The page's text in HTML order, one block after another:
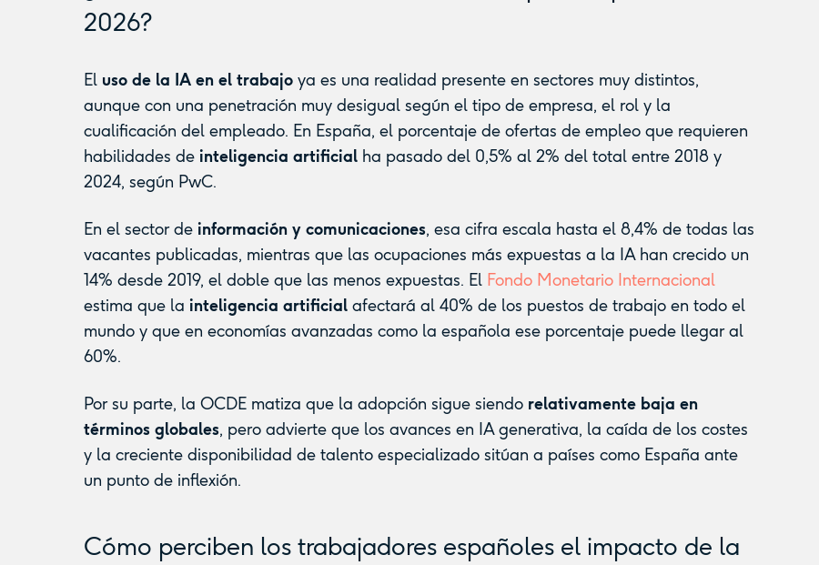
2026?
El uso de la IA en el trabajo ya es una realidad presente en sectores muy distintos,
aunque con una penetración muy desigual según el tipo de empresa, el rol y la
cualificación del empleado. En España, el porcentaje de ofertas de empleo que requieren
habilidades de inteligencia artificial ha pasado del 0,5% al 2% del total entre 2018 y
2024, según PwC.
En el sector de información y comunicaciones, esa cifra escala hasta el 8,4% de todas las
vacantes publicadas, mientras que las ocupaciones más expuestas a la IA han crecido un
14% desde 2019, el doble que las menos expuestas. El Fondo Monetario Internacional
estima que la inteligencia artificial afectará al 40% de los puestos de trabajo en todo el
mundo y que en economías avanzadas como la española ese porcentaje puede llegar al
60%.
Por su parte, la OCDE matiza que la adopción sigue siendo relativamente baja en
términos globales, pero advierte que los avances en IA generativa, la caída de los costes
y la creciente disponibilidad de talento especializado sitúan a países como España ante
un punto de inflexión.
Cómo perciben los trabajadores españoles el impacto de la